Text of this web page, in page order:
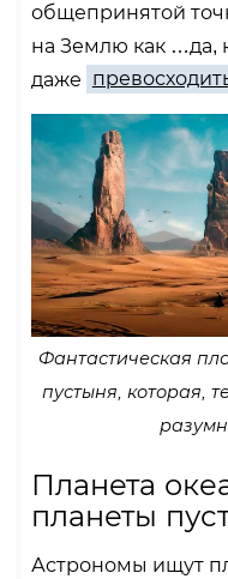
общепринятой
на Землю как …да,
даже
Фантастическая
пустыня, которая,
Планета
планеты
Астрономы ищут